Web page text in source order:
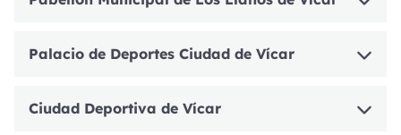
Palacio de Deportes Ciudad de Vícar
Ciudad Deportiva de Vícar